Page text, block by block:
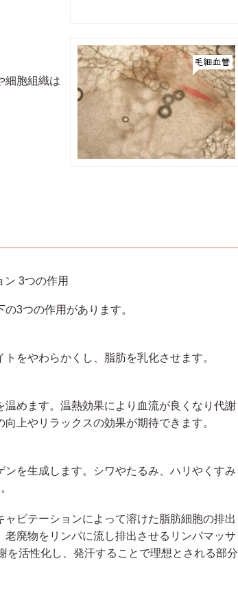
細胞組織は
3つの作用があります。
をやわらかくし、脂肪を乳化させます。
めます。温熱効果により血流が良くなり代謝
上やリラックスの効果が期待できます。
を生成します。シワやたるみ、ハリやくすみ
ビテーションによって溶けた脂肪細胞の排出
廃物をリンパに流し排出させるリンパマッサ
活性化し、発汗することで理想とされる部分